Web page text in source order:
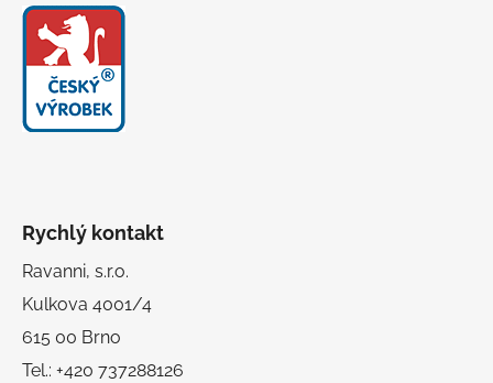
Rychlý kontakt
Ravanni, s.r.o.
Kulkova 4001/4
615 00 Brno
Tel.: +420 737288126